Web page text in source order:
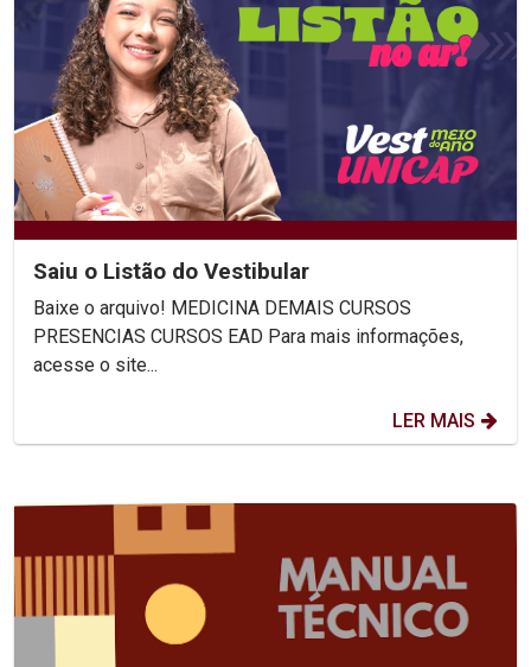
Saiu o Listão do Vestibular
Baixe o arquivo! MEDICINA DEMAIS CURSOS
PRESENCIAS CURSOS EAD Para mais informações,
acesse o site...
LER MAIS